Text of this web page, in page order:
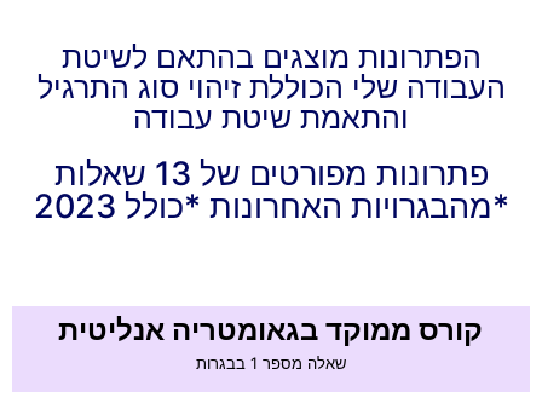
הפתרונות מוצגים בהתאם לשיטת
העבודה שלי הכוללת זיהוי סוג התרגיל
והתאמת שיטת עבודה
פתרונות מפורטים של 13 שאלות
מהבגרויות האחרונות *כולל 2023*
קורס ממוקד בגאומטריה אנליטית
שאלה מספר 1 בבגרות